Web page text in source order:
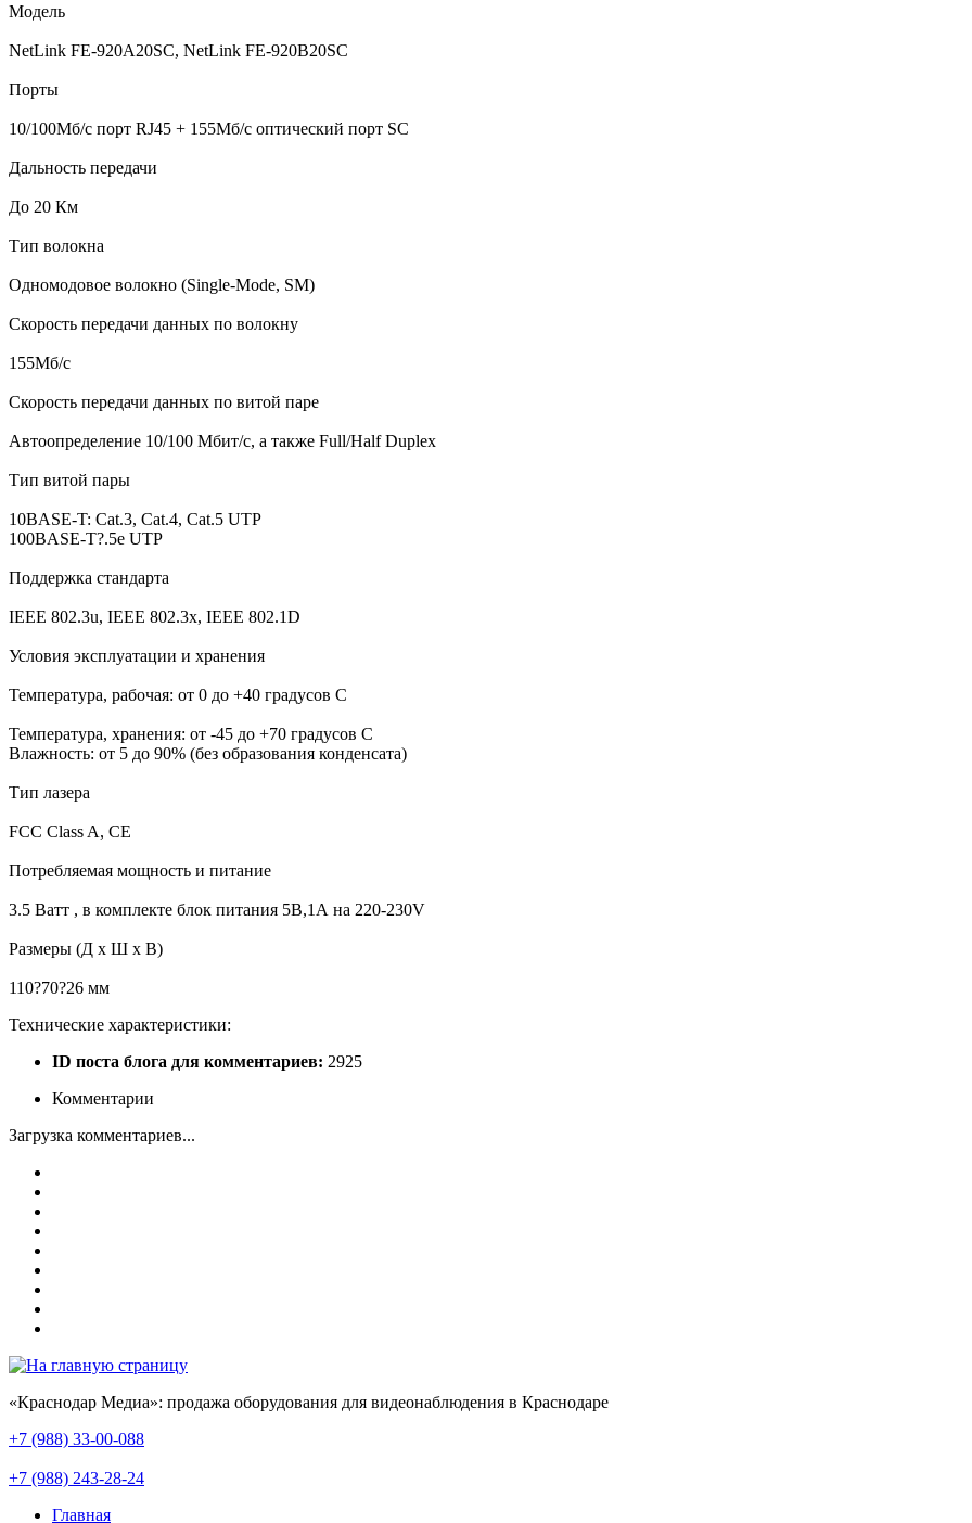
Модель
NetLink FE-920A20SC, NetLink FE-920B20SC
Порты
10/100Мб/с порт RJ45 + 155Мб/с оптический порт SC
Дальность передачи
До 20 Км
Тип волокна
Одномодовое волокно (Single-Mode, SM)
Скорость передачи данных по волокну
155Mб/с
Скорость передачи данных по витой паре
Автоопределение 10/100 Мбит/с, а также Full/Half Duplex
Тип витой пары
10BASE-T: Cat.3, Cat.4, Cat.5 UTP
100BASE-T?.5е UTP
Поддержка стандарта
IEEE 802.3u, IEEE 802.3x, IEEE 802.1D
Условия эксплуатации и хранения
Температура, рабочая: от 0 до +40 градусов С
Температура, хранения: от -45 до +70 градусов С
Влажность: от 5 до 90% (без образования конденсата)
Тип лазера
FCC Class A, CE
Потребляемая мощность и питание
3.5 Ватт , в комплекте блок питания 5В,1А на 220-230V
Размеры (Д x Ш x В)
110?70?26 мм
Технические характеристики:
ID поста блога для комментариев: 2925
Комментарии
Загрузка комментариев...
«Краснодар Медиа»: продажа оборудования для видеонаблюдения в Краснодаре
+7 (988) 33-00-088
+7 (988) 243-28-24
Главная